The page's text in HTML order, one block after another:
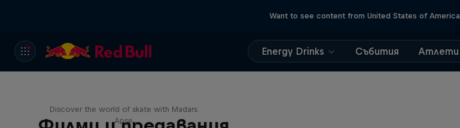
Want to see content from United States of America
Energy Drinks Събития Атлети
Discover the world of skate with Madars
Apse